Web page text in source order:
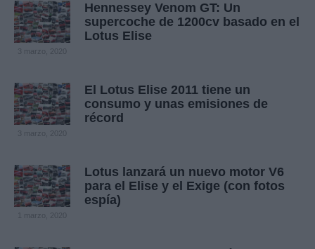
Hennessey Venom GT: Un
supercoche de 1200cv basado en el
Lotus Elise
3 marzo, 2020
El Lotus Elise 2011 tiene un
consumo y unas emisiones de
récord
3 marzo, 2020
Lotus lanzará un nuevo motor V6
para el Elise y el Exige (con fotos
espía)
1 marzo, 2020